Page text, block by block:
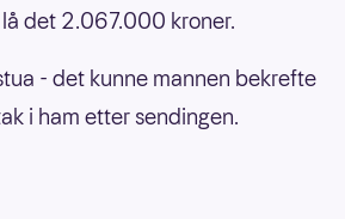
det 2.067.000 kroner.
- det kunne mannen bekrefte
i ham etter sendingen.